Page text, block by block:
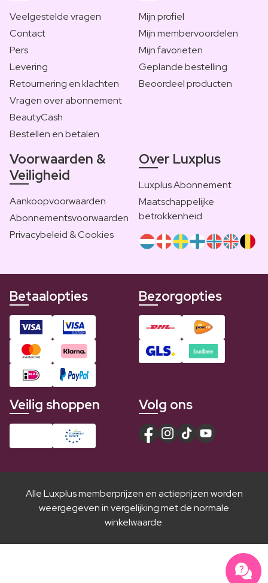
Veelgestelde vragen
Contact
Pers
Levering
Retournering en klachten
Vragen over abonnement
BeautyCash
Bestellen en betalen
Mijn profiel
Mijn membervoordelen
Mijn favorieten
Geplande bestelling
Beoordeel producten
Voorwaarden &
Veiligheid
Aankoopvoorwaarden
Abonnementsvoorwaarden
Privacybeleid & Cookies
Over Luxplus
Luxplus Abonnement
Maatschappelijke
betrokkenheid
Betaalopties Bezorgopties
Veilig shoppen Volg ons
Alle Luxplus memberprijzen en actieprijzen worden
weergegeven in vergelijking met de normale
winkelwaarde.